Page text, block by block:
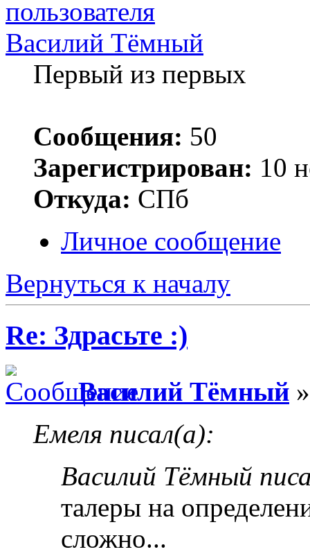
Василий Тёмный
Первый из первых
Сообщения: 50
Зарегистрирован: 10
Откуда: СПб
Личное сообщение
Вернуться к началу
Re: Здрасьте :)
Василий Тёмный
Емеля писал(а):
Василий Тёмный
талеры на
сложно...